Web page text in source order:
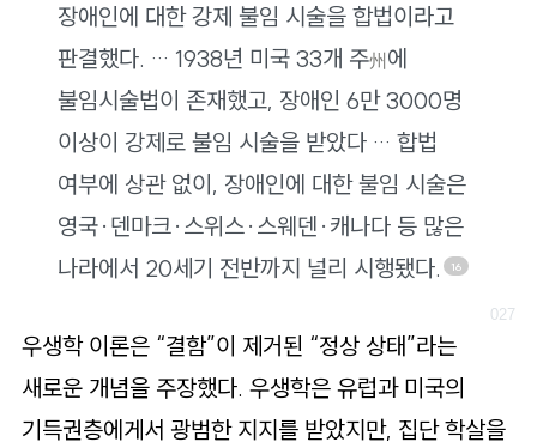
장애인에 대한 강제 불임 시술을 합법이라고
판결했다. … 1938년 미국 33개 주州 에
불임시술법이 존재했고, 장애인 6만 3000명
이상이 강제로 불임 시술을 받았다 … 합법
여부에 상관 없이, 장애인에 대한 불임 시술은
영국·덴마크·스위스·스웨덴·캐나다 등 많은
나라에서 20세기 전반까지 널리 시행됐다.
16
우생학 이론은 “결함”이 제거된 “정상 상태”라는
새로운 개념을 주장했다. 우생학은 유럽과 미국의
기득권층에게서 광범한 지지를 받았지만, 집단 학살을